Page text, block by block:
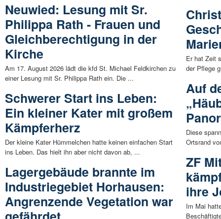
Neuwied: Lesung mit Sr.
Philippa Rath - Frauen und
Gleichberechtigung in der
Kirche
Am 17. August 2026 lädt die kfd St. Michael Feldkirchen zu
einer Lesung mit Sr. Philippa Rath ein. Die ...
Schwerer Start ins Leben:
Ein kleiner Kater mit großem
Kämpferherz
Der kleine Kater Hümmelchen hatte keinen einfachen Start
ins Leben. Das hielt ihn aber nicht davon ab, ...
Lagergebäude brannte im
Industriegebiet Horhausen:
Angrenzende Vegetation war
Er hat Zeit
der Pflege
Auf
Diese
Ortsrand
ZF
ihre
Im Mai